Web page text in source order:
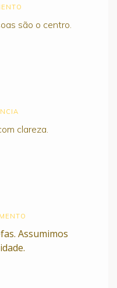
são o centro.
clareza.
Assumimos